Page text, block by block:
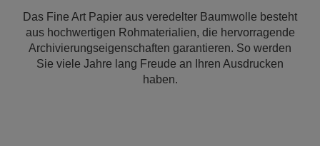
Das Fine Art Papier aus veredelter Baumwolle besteht
aus hochwertigen Rohmaterialien, die hervorragende
Archivierungseigenschaften garantieren. So werden
Sie viele Jahre lang Freude an Ihren Ausdrucken
haben.